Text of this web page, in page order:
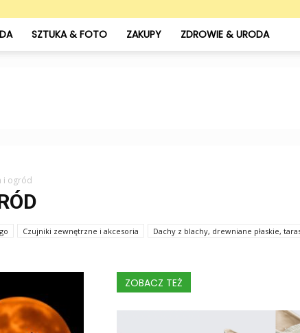
SZTUKA & FOTO ZAKUPY ZDROWIE & URODA
i ogród
Czujniki zewnętrzne i akcesoria Dachy z blachy, drewniane płaskie,
ZOBACZ TEŻ